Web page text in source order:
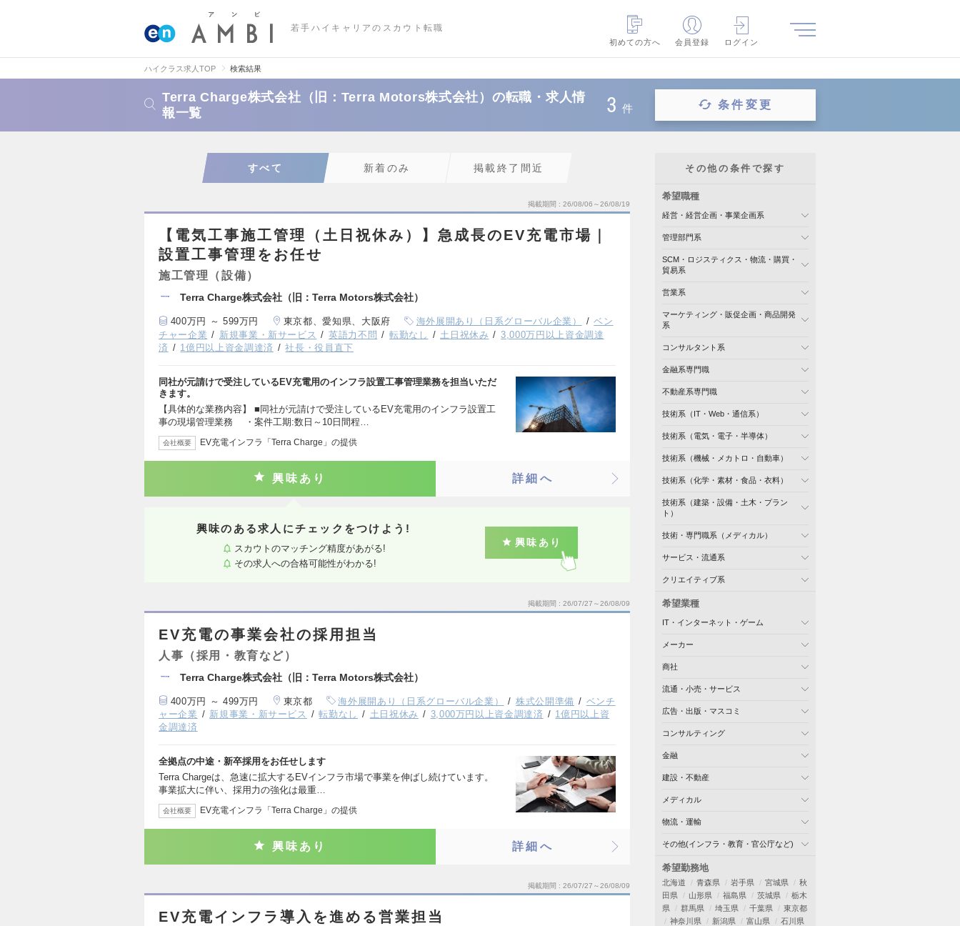
若手ハイキャリアのスカウト転職
初めての方へ
会員登録 ログイン
ハイクラス求人TOP 検索結果
Terra Charge株式会社（旧：Terra Motors株式会社）の転職・求人情
報一覧
3 件 条件変更
すべて 新着のみ 掲載終了間近
掲載期間 26/08/06～26/08/19
【電気工事施工管理（土日祝休み）】急成長のEV充電市場｜
設置工事管理をお任せ
施工管理（設備）
Terra Charge株式会社（旧：Terra Motors株式会社）
400万円 ～ 599万円 東京都、愛知県、大阪府 海外展開あり（日系グローバル企業）
ベン
チャー企業
新規事業・新サービス 英語力不問 転勤なし 土日祝休み
3,000万円以上資金調達
済
1億円以上資金調達済 社長・役員直下
同社が元請けで受注しているEV充電用のインフラ設置工事管理業務を担当いただ
きます。
【具体的な業務内容】 ■同社が元請けで受注しているEV充電用のインフラ設置工
事の現場管理業務 ・案件工期:数日～10日間程…
会社概要 EV充電インフラ「Terra Charge」の提供
興味あり 詳細へ
興味のある求人にチェックをつけよう!
スカウトのマッチング精度があがる!
その求人への合格可能性がわかる!
興味あり
掲載期間 26/07/27～26/08/09
EV充電の事業会社の採用担当
人事（採用・教育など）
Terra Charge株式会社（旧：Terra Motors株式会社）
400万円 ～ 499万円 東京都 海外展開あり（日系グローバル企業） 株式公開準備
ベンチ
ャー企業
新規事業・新サービス 転勤なし 土日祝休み 3,000万円以上資金調達済
1億円以上資
金調達済
全拠点の中途・新卒採用をお任せします
Terra Chargeは、急速に拡大するEVインフラ市場で事業を伸ばし続けています。
事業拡大に伴い、採用力の強化は最重…
会社概要 EV充電インフラ「Terra Charge」の提供
興味あり 詳細へ
掲載期間 26/07/27～26/08/09
EV充電インフラ導入を進める営業担当
その他の条件で探す
希望職種
経営・経営企画・事業企画系
管理部門系
SCM・ロジスティクス・物流・購買・
貿易系
営業系
マーケティング・販促企画・商品開発
系
コンサルタント系
金融系専門職
不動産系専門職
技術系（IT・Web・通信系）
技術系（電気・電子・半導体）
技術系（機械・メカトロ・自動車）
技術系（化学・素材・食品・衣料）
技術系（建築・設備・土木・プラン
ト）
技術・専門職系（メディカル）
サービス・流通系
クリエイティブ系
希望業種
IT・インターネット・ゲーム
メーカー
商社
流通・小売・サービス
広告・出版・マスコミ
コンサルティング
金融
建設・不動産
メディカル
物流・運輸
その他(インフラ・教育・官公庁など)
希望勤務地
北海道 青森県 岩手県 宮城県
秋
田県
山形県 福島県 茨城県
栃木
県
群馬県 埼玉県 千葉県
東京都
神奈川県
新潟県 富山県
石川県